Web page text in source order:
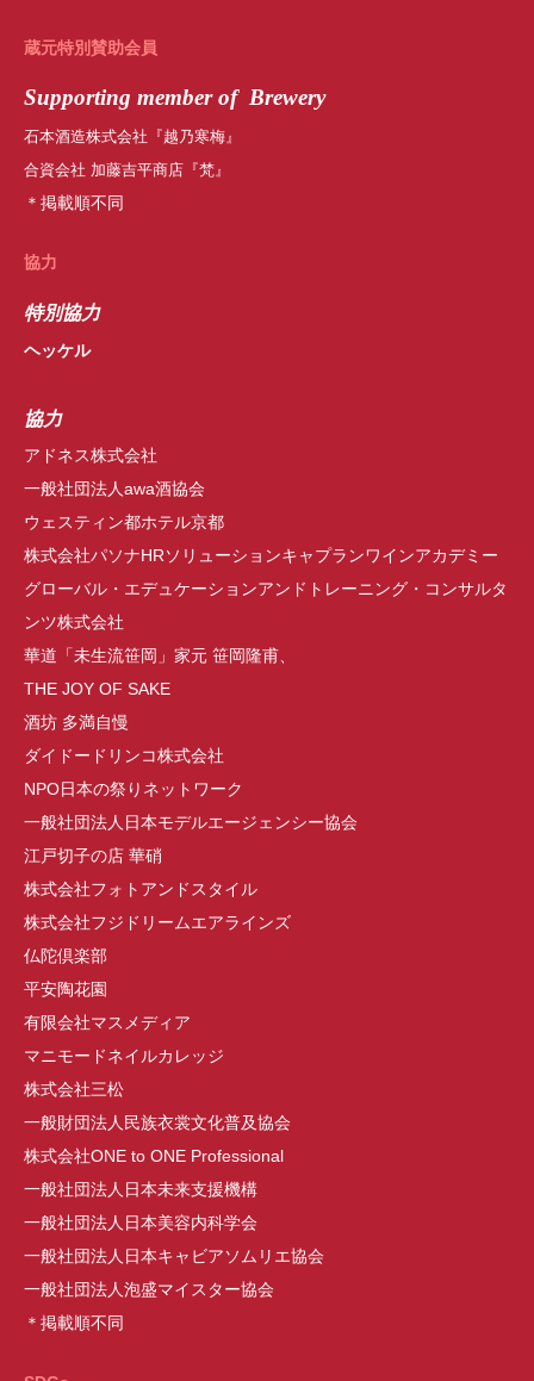
蔵元特別賛助会員
Supporting member of Brewery
石本酒造株式会社『越乃寒梅』
合資会社 加藤吉平商店『梵』
＊掲載順不同
協力
特別協力
ヘッケル
協力
アドネス株式会社
一般社団法人awa酒協会
ウェスティン都ホテル京都
株式会社パソナHRソリューションキャプランワインアカデミー
グローバル・エデュケーションアンドトレーニング・コンサルタ
ンツ株式会社
華道「未生流笹岡」家元 笹岡隆甫、
THE JOY OF SAKE
酒坊 多満自慢
ダイドードリンコ株式会社
NPO日本の祭りネットワーク
一般社団法人日本モデルエージェンシー協会
江戸切子の店 華硝
株式会社フォトアンドスタイル
株式会社フジドリームエアラインズ
仏陀倶楽部
平安陶花園
有限会社マスメディア
マニモードネイルカレッジ
株式会社三松
一般財団法人民族衣裳文化普及協会
株式会社ONE to ONE Professional
一般社団法人日本未来支援機構
一般社団法人日本美容内科学会
一般社団法人日本キャビアソムリエ協会
一般社団法人泡盛マイスター協会
＊掲載順不同